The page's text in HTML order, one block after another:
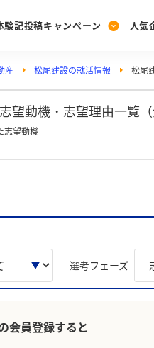
験記投稿キャンペーン
Post
投稿する
人気
Ranking
ランキングを見る
Vote
PickUp
注目の企業特集
産 松尾建設の就活情報 松尾
望動機・志望理由一覧（
志望動機
選考フェーズ
会員登録すると